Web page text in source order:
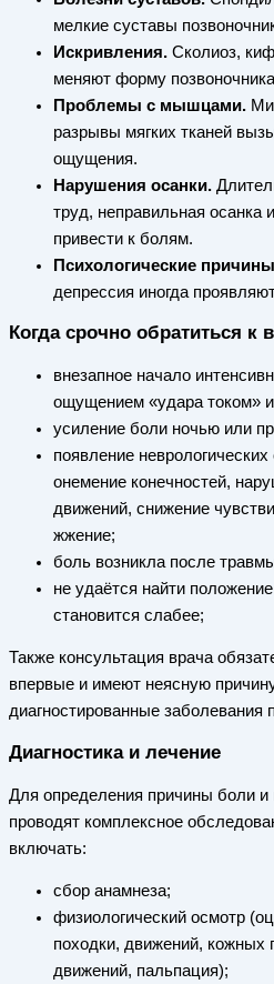
мелкие суставы
Искривления. Сколиоз,
меняют форму
Проблемы с мышцами.
разрывы мягких тканей
ощущения.
Нарушения осанки.
труд, неправильная осанка
привести к болям.
Психологические
депрессия иногда
Когда срочно обратиться к
внезапное начало
ощущением «удара током»
усиление боли ночью или
появление
онемение конечностей,
движений, снижение
жжение;
боль возникла после
не удаётся найти
становится слабее;
Также консультация врача
впервые и имеют неясную
диагностированные заболевания
Диагностика и лечение
Для определения причины боли
проводят комплексное
включать:
сбор анамнеза;
физиологический осмотр
походки, движений, кожных
движений, пальпация);